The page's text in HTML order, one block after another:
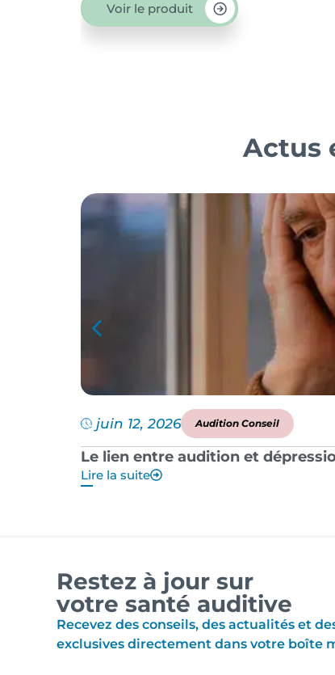
Voir le produit
Actus
juin 12, 2026 Audition Conseil
Le lien entre audition et
Lire la suite
Restez à jour sur
votre santé auditive
Recevez des conseils, des actualités et
exclusives directement dans votre boîte